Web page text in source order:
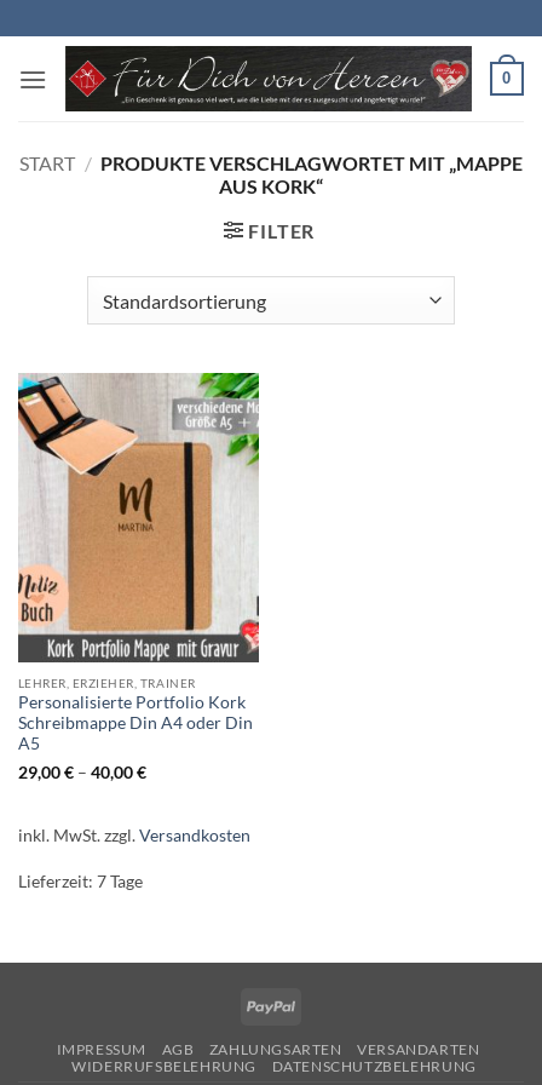
Inhalt
springen
0
START / PRODUKTE VERSCHLAGWORTET MIT „MAPPE
AUS KORK“
FILTER
LEHRER, ERZIEHER, TRAINER
Personalisierte Portfolio Kork
Schreibmappe Din A4 oder Din
A5
29,00€– 40,00€
inkl. MwSt.zzgl.Versandkosten
Lieferzeit: 7 Tage
PayPal
IMPRESSUM AGB ZAHLUNGSARTEN
VERSANDARTEN
WIDERRUFSBELEHRUNG
DATENSCHUTZBELEHRUNG